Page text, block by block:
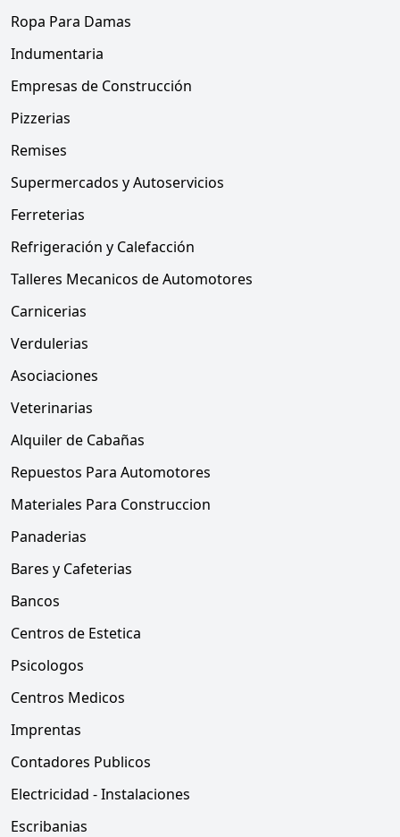
Ropa Para Damas
Indumentaria
Empresas de Construcción
Pizzerias
Remises
Supermercados y Autoservicios
Ferreterias
Refrigeración y Calefacción
Talleres Mecanicos de Automotores
Carnicerias
Verdulerias
Asociaciones
Veterinarias
Alquiler de Cabañas
Repuestos Para Automotores
Materiales Para Construccion
Panaderias
Bares y Cafeterias
Bancos
Centros de Estetica
Psicologos
Centros Medicos
Imprentas
Contadores Publicos
Electricidad - Instalaciones
Escribanias